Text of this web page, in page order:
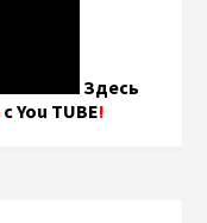
Здесь
с You TUBE!